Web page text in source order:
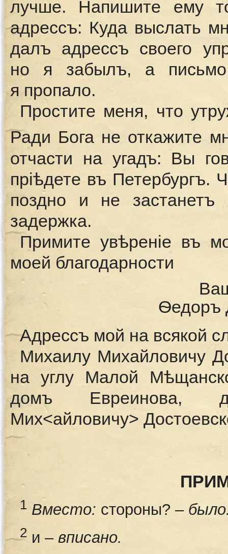
лучше. Напишите ему
адрессъ: Куда выслать
далъ адрессъ своего
но я забылъ, а
я пропало.
Простите меня, что
Ради Бога не откажите
отчасти на угадъ: Вы
прiѣдете въ Петербургъ.
поздно и не
задержка.
Примите увѣренiе въ
моей благодарности
Ѳедоръ
Адрессъ мой на всякой
Михаилу Михайловичу
на углу Малой
домъ Евреинова,
Мих<айловичу>
1 Вместо: стороны? ‒
2и – вписано.